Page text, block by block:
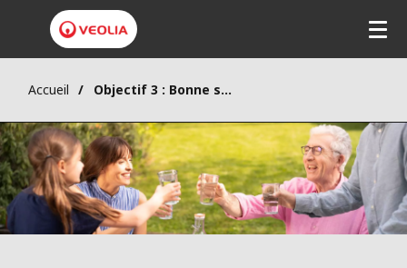
Accueil Objectif 3 : Bonne santé et bien-être